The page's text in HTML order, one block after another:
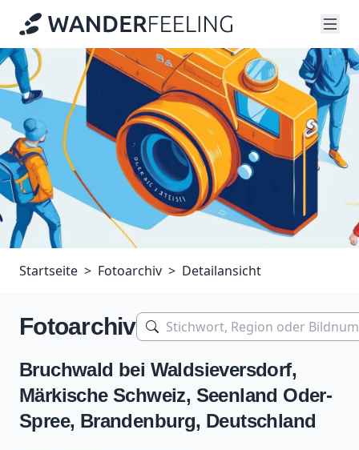
Startseite Fotoarchiv Detailansicht
Fotoarchiv
Bruchwald bei Waldsieversdorf,
Märkische Schweiz, Seenland Oder-
Spree, Brandenburg, Deutschland